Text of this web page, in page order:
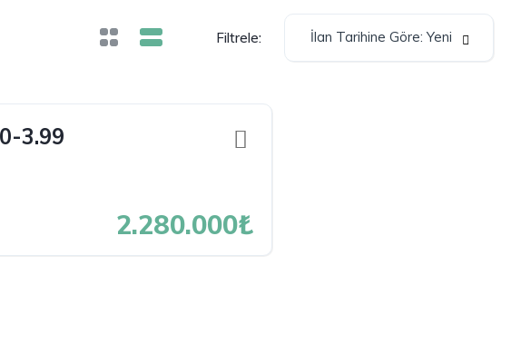
Filtrele: İlan Tarihine Göre: Yeni
3.99
2.280.000₺